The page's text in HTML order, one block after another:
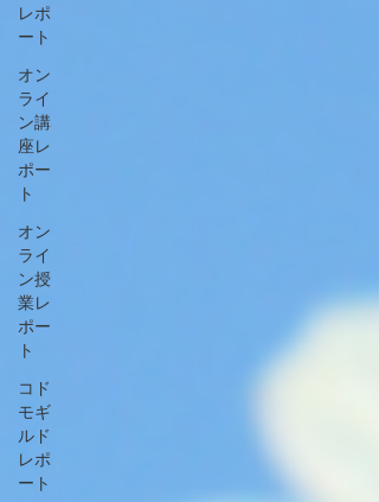
レポ
ート
オン
ライ
ン講
座レ
ポー
ト
オン
ライ
ン授
業レ
ポー
ト
コド
モギ
ルド
レポ
ート